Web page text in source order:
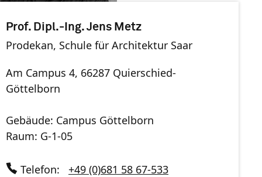
Prof. Dipl.-Ing. Jens Metz
Prodekan, Schule für Architektur Saar
Am Campus 4, 66287 Quierschied-
Göttelborn
Gebäude: Campus Göttelborn
Raum: G-1-05
Telefon:
+49 (0)681 58 67-533